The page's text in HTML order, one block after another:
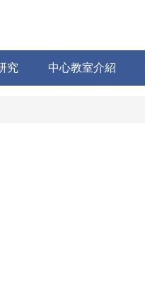
究 中心教室介紹